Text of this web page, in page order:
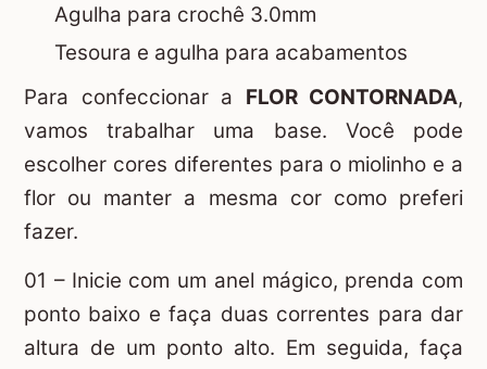
Agulha para crochê 3.0mm
Tesoura e agulha para acabamentos
Para confeccionar a FLOR CONTORNADA,
vamos trabalhar uma base. Você pode
escolher cores diferentes para o miolinho e a
flor ou manter a mesma cor como preferi
fazer.
01 – Inicie com um anel mágico, prenda com
ponto baixo e faça duas correntes para dar
altura de um ponto alto. Em seguida, faça